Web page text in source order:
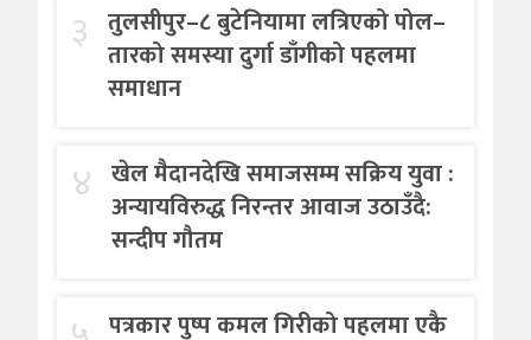
३ तुलसीपुर–८ बुटेनियामा लत्रिएको पोल–
तारको समस्या दुर्गा डाँगीको पहलमा
समाधान
४ खेल मैदानदेखि समाजसम्म सक्रिय युवा :
अन्यायविरुद्ध निरन्तर आवाज उठाउँदै:
सन्दीप गौतम
पत्रकार पुष्प कमल गिरीको पहलमा एकै